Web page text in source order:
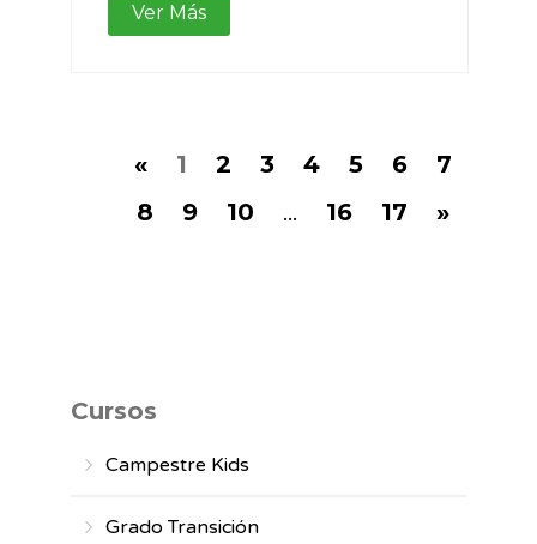
Ver Más
« 1 2 3 4 5 6
7
8
9 10 ... 16 17 »
Cursos
Campestre Kids
Grado Transición